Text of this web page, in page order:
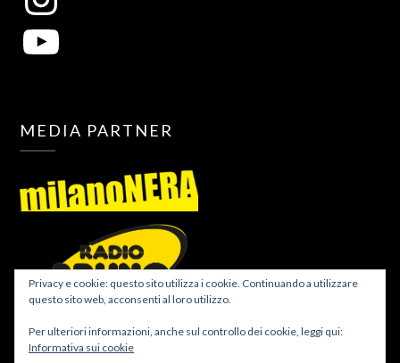
MEDIA PARTNER
Privacy e cookie: questo sito utilizza i cookie. Continuando a utilizzare
questo sito web, acconsenti al loro utilizzo.
Per ulteriori informazioni, anche sul controllo dei cookie, leggi qui:
Informativa sui cookie